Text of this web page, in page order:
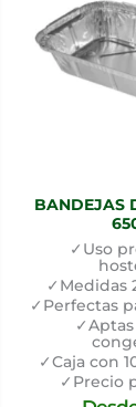
BANDEJAS
✓Uso
✓Medidas
✓Perfectas
✓Caja con
✓Precio